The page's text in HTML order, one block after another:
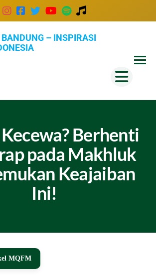
Berhenti
pada Makhluk
Keajaiban
Ini!
MQFM